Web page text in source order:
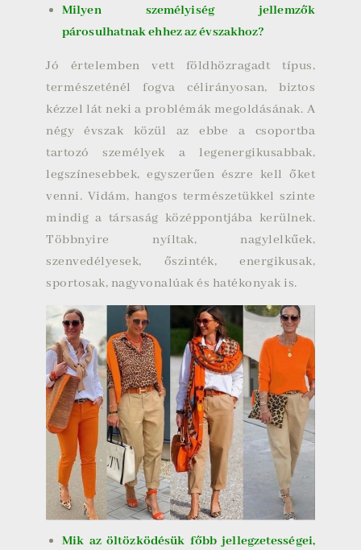
Milyen személyiség jellemzők
párosulhatnak ehhez az évszakhoz?
Jó értelemben vett földhözragadt típus,
természeténél fogva célirányosan, biztos
kézzel lát neki a problémák megoldásának. A
négy évszak közül az ebbe a csoportba
tartozó személyek a legenergikusabbak,
legszínesebbek, egyszerűen észre kell őket
venni. Vidám, hangos természetükkel szinte
mindig a társaság középpontjába kerülnek.
Többnyire nyíltak, nagylelkűek,
szenvedélyesek, őszinték, energikusak,
sportosak, nagyvonalúak és hatékonyak is.
Mik az öltözködésük főbb jellegzetességei,